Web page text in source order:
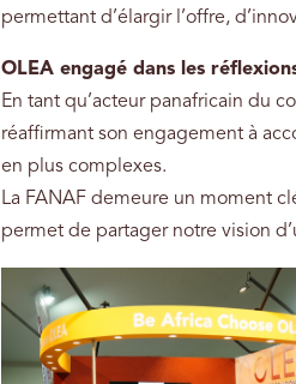
permettant d’élargir l’offre,
OLEA engagé dans les
En tant qu’acteur panafricain du
réaffirmant son engagement à
en plus complexes.
La FANAF demeure un moment
permet de partager notre vision